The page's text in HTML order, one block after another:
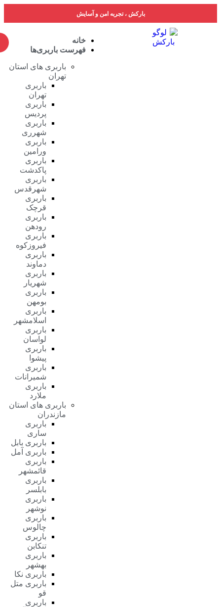
بارکش ، تجربه امن و آسایش
خانه
فهرست باربری‌ها
باربری های استان
تهران
باربری
تهران
باربری
پردیس
باربری
شهرری
باربری
ورامین
باربری
پاکدشت
باربری
شهرقدس
باربری
قرچک
باربری
رودهن
باربری
فیروزکوه
باربری
دماوند
باربری
شهریار
باربری
بومهن
باربری
اسلامشهر
باربری
لواسان
باربری
پیشوا
باربری
شمیرانات
باربری
ملارد
باربری های استان
مازندران
باربری
ساری
باربری بابل
باربری آمل
باربری
قائمشهر
باربری
بابلسر
باربری
نوشهر
باربری
چالوس
باربری
تنکابن
باربری
بهشهر
باربری نکا
باربری متل
باربری